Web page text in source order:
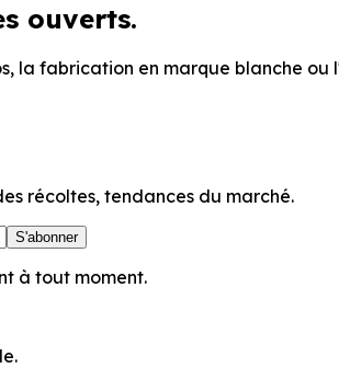
ouverts.
la fabrication en marque blanche
récoltes, tendances du marché.
S'abonner
à tout moment.